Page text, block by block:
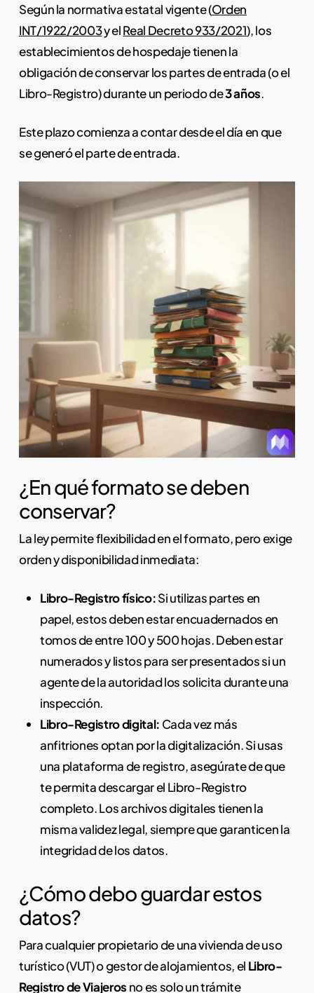
Según la normativa estatal vigente (Orden
INT/1922/2003y elReal Decreto 933/2021), los
establecimientos de hospedaje tienen la
obligación de conservar los partes de entrada (o el
Libro-Registro) durante un periodo de3 años.
Este plazo comienza a contar desde el día en que
se generó el parte de entrada.
¿En qué formato se deben
conservar?
La ley permite flexibilidad en el formato, pero exige
orden y disponibilidad inmediata:
Libro-Registro físico:Si utilizas partes en
papel, estos deben estar encuadernados en
tomos de entre 100 y 500 hojas. Deben estar
numerados y listos para ser presentados si un
agente de la autoridad los solicita durante una
inspección.
Libro-Registro digital: Cada vez más
anfitriones optan por la digitalización. Si usas
una plataforma de registro, asegúrate de que
te permita descargar el Libro-Registro
completo. Los archivos digitales tienen la
misma validez legal, siempre que garanticen la
integridad de los datos.
¿Cómo debo guardar estos
datos?
Para cualquier propietario de una vivienda de uso
turístico (VUT) o gestor de alojamientos, el Libro-
Registro de Viajeros no es solo un trámite